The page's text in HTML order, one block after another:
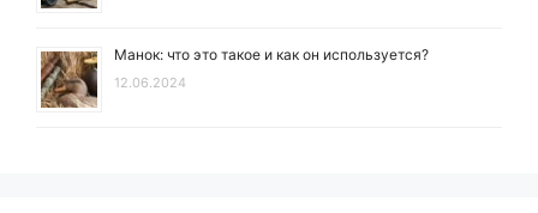
Манок: что это такое и как он используется?
12.06.2024